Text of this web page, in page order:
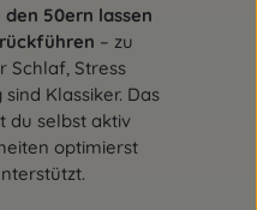
50ern lassen
– zu
Schlaf, Stress
Klassiker. Das
du selbst aktiv
optimierst